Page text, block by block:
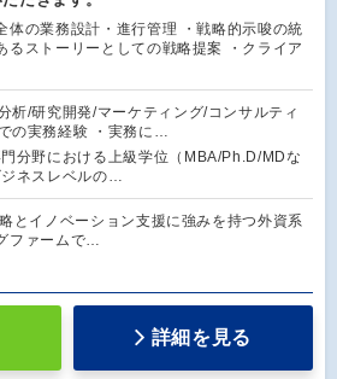
体の業務設計・進行管理 ・戦略的示唆の統
るストーリーとしての戦略提案 ・クライア
析/研究開発/マーケティング/コンサルティ
の実務経験 ・実務に…
門分野における上級学位（MBA/Ph.D/MDな
ジネスレベルの…
とイノベーション支援に強みを持つ外資系
ファームで…
詳細を見る